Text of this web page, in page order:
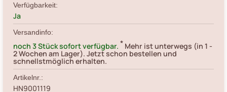
Verfügbarkeit:
Ja
Versandinfo:
noch 3 Stück sofort verfügbar. * Mehr ist unterwegs (in 1 -
2 Wochen am Lager). Jetzt schon bestellen und
schnellstmöglich erhalten.
Artikelnr.:
HN9001119